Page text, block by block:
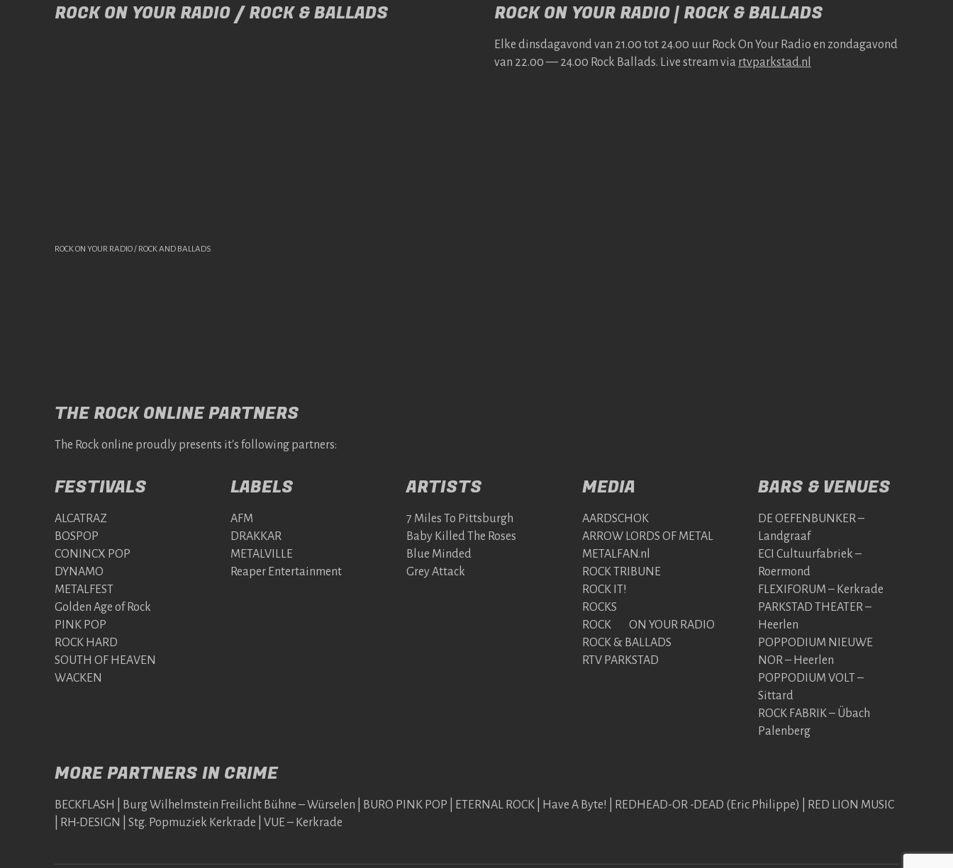
ROCK ON YOUR RADIO / ROCK & BALLADS
ROCK ON YOUR RADIO / ROCK AND BALLADS
ROCK ON YOUR RADIO | ROCK & BALLADS
Elke dins­da­gavond van 21.00 tot 24.00 uur Rock On Your Radio en zonda­gavond
van 22.00 — 24.00 Rock Bal­lads. Live stream via rtv​park​stad​.nl
THE ROCK ONLINE PARTNERS
The Rock online proudly presents it's following partners:
FESTIVALS
ALCATRAZ
BOSPOP
CONINCX POP
DYNAMO
METALFEST
Golden Age of Rock
PINK POP
ROCK HARD
SOUTH OF HEAVEN
WACKEN
LABELS
AFM
DRAKKAR
METALVILLE
Reaper Entertainment
ARTISTS
7 Miles To Pittsburgh
Baby Killed The Roses
Blue Minded
Grey Attack
MEDIA
AARDSCHOK
ARROW LORDS OF METAL
METALFAN.nl
ROCK TRIBUNE
ROCK IT!
ROCKS
ROCK ON YOUR RADIO
ROCK & BALLADS
RTV PARKSTAD
BARS & VENUES
DE OEFENBUNKER –
Landgraaf
ECI Cultuurfabriek –
Roermond
FLEXIFORUM – Kerkrade
PARKSTAD THEATER –
Heerlen
POPPODIUM NIEUWE
NOR – Heerlen
POPPODIUM VOLT –
Sittard
ROCK FABRIK – Übach
Palenberg
MORE PARTNERS IN CRIME
BECKFLASH | Burg Wilhelmstein Freilicht Bühne – Würselen | BURO PINK POP | ETERNAL ROCK | Have A Byte! | REDHEAD-OR -DEAD (Eric Philippe) | RED LION MUSIC
| RH-DESIGN | Stg. Popmuziek Kerkrade | VUE – Kerkrade